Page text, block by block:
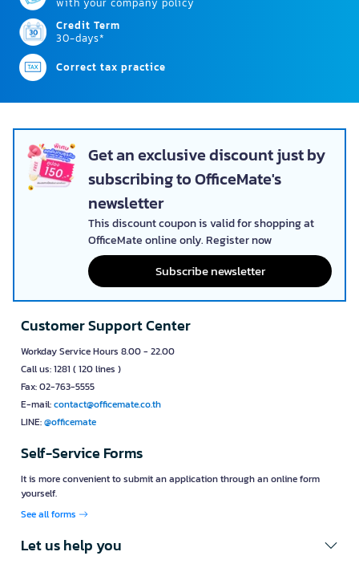
Credit Term
30-days*
Correct tax practice
Get an exclusive discount just by
subscribing to OfficeMate's
newsletter
This discount coupon is valid for shopping at
OfficeMate online only. Register now
Subscribe newsletter
Customer Support Center
Workday Service Hours 8.00 - 22.00
Call us: 1281 ( 120 lines )
Fax: 02-763-5555
E-mail:contact@officemate.co.th
LINE:@officemate
Self-Service Forms
It is more convenient to submit an application through an online form
yourself.
See all forms
Let us help you